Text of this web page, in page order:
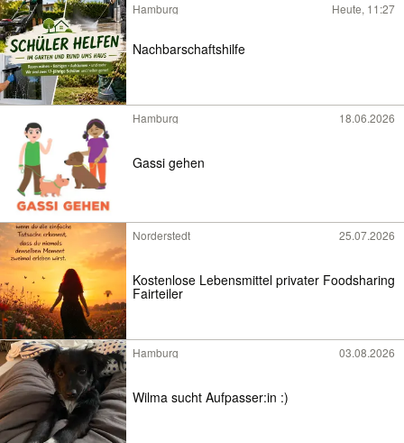
Hamburg Heute, 11:27
Nachbarschaftshilfe
Hamburg 18.06.2026
Gassi gehen
Norderstedt 25.07.2026
Kostenlose Lebensmittel privater Foodsharing
Fairteiler
Hamburg 03.08.2026
Wilma sucht Aufpasser:in :)